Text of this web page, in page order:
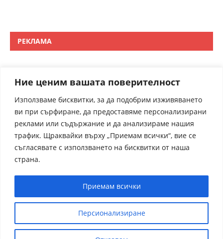
Ние ценим вашата поверителност
Използваме бисквитки, за да подобрим изживяването
ви при сърфиране, да предоставяме персонализирани
реклами или съдържание и да анализираме нашия
трафик. Щраквайки върху „Приемам всички“, вие се
съгласявате с използването на бисквитки от наша
страна.
Персионализиране
Приемам всички
РЕКЛАМА